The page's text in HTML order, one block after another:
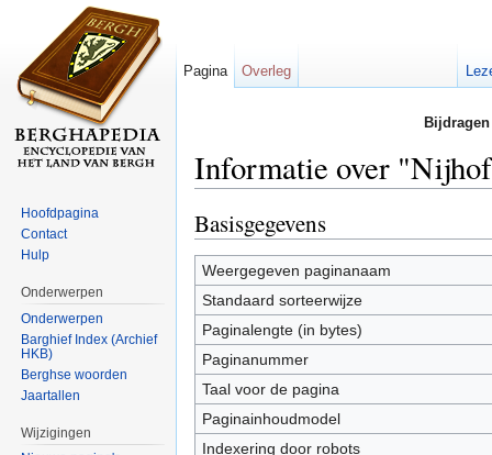
Informatie over
Basisgegevens
Weergegeven paginanaam
Standaard sorteerwijze
Paginalengte (in bytes)
Paginanummer
Taal voor de pagina
Paginainhoudmodel
Indexering door robots
Pagina Overleg
Hoofdpagina
Contact
Hulp
Onderwerpen
Onderwerpen
Barghief Index (Archief
HKB)
Berghse woorden
Jaartallen
Wijzigingen